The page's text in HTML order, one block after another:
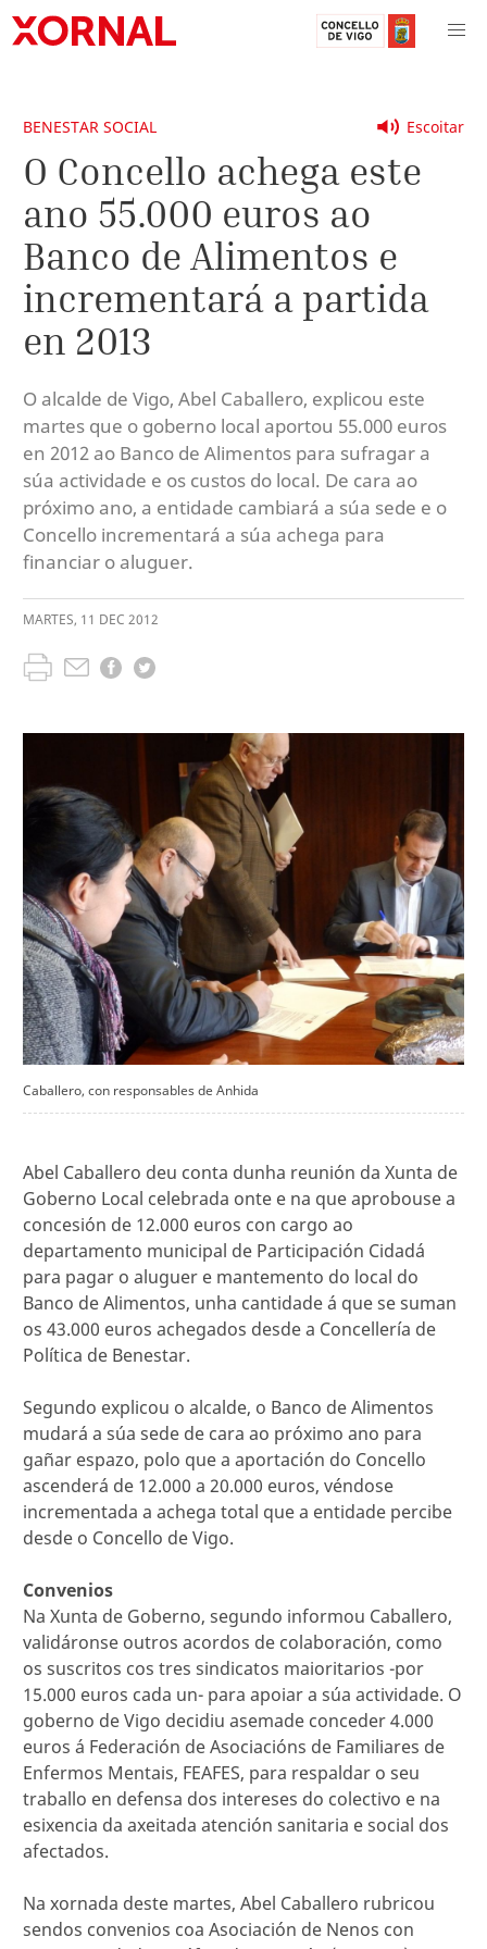
Escoitar
BENESTAR SOCIAL
O Concello achega este
ano 55.000 euros ao
Banco de Alimentos e
incrementará a partida
en 2013
O alcalde de Vigo, Abel Caballero, explicou este
martes que o goberno local aportou 55.000 euros
en 2012 ao Banco de Alimentos para sufragar a
súa actividade e os custos do local. De cara ao
próximo ano, a entidade cambiará a súa sede e o
Concello incrementará a súa achega para
financiar o aluguer.
MARTES, 11 DEC 2012
Caballero, con responsables de Anhida
Abel Caballero deu conta dunha reunión da Xunta de
Goberno Local celebrada onte e na que aprobouse a
concesión de 12.000 euros con cargo ao
departamento municipal de Participación Cidadá
para pagar o aluguer e mantemento do local do
Banco de Alimentos, unha cantidade á que se suman
os 43.000 euros achegados desde a Concellería de
Política de Benestar.
Segundo explicou o alcalde, o Banco de Alimentos
mudará a súa sede de cara ao próximo ano para
gañar espazo, polo que a aportación do Concello
ascenderá de 12.000 a 20.000 euros, véndose
incrementada a achega total que a entidade percibe
desde o Concello de Vigo.
Convenios
Na Xunta de Goberno, segundo informou Caballero,
validáronse outros acordos de colaboración, como
os suscritos cos tres sindicatos maioritarios -por
15.000 euros cada un- para apoiar a súa actividade. O
goberno de Vigo decidiu asemade conceder 4.000
euros á Federación de Asociacións de Familiares de
Enfermos Mentais, FEAFES, para respaldar o seu
traballo en defensa dos intereses do colectivo e na
esixencia da axeitada atención sanitaria e social dos
afectados.
Na xornada deste martes, Abel Caballero rubricou
sendos convenios coa Asociación de Nenos con